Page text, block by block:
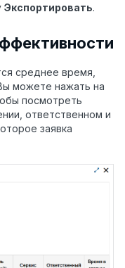
Экспортировать.
среднее время,
можете нажать на
посмотреть
ответственном и
заявка